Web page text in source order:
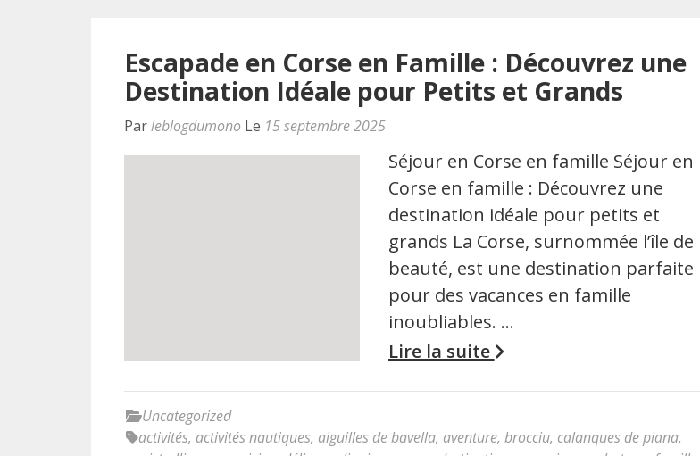
Escapade en Corse en Famille : Découvrez une
Destination Idéale pour Petits et Grands
Parleblogdumono Le 15 septembre 2025
Séjour en Corse en famille Séjour en
Corse en famille : Découvrez une
destination idéale pour petits et
grands La Corse, surnommée l’île de
beauté, est une destination parfaite
pour des vacances en famille
inoubliables. …
Lire la suite
Uncategorized
activités, activités nautiques, aiguilles de bavella, aventure, brocciu, calanques de piana,